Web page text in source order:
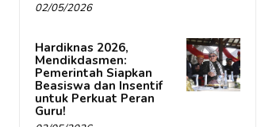
02/05/2026
Hardiknas 2026,
Mendikdasmen:
Pemerintah Siapkan
Beasiswa dan Insentif
untuk Perkuat Peran
Guru!